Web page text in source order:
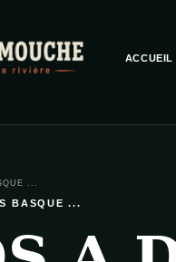
ACCUEIL
...
BASQUE ...